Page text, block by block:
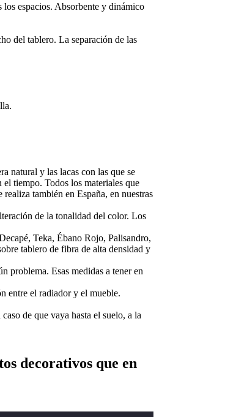
espacios. Absorbente y dinámico
del tablero. La separación de las
natural y las lacas con las que se
tiempo. Todos los materiales que
también en España, en nuestras
de la tonalidad del color. Los
Teka, Ébano Rojo, Palisandro,
tablero de fibra de alta densidad y
problema. Esas medidas a tener en
entre el radiador y el mueble.
de que vaya hasta el suelo, a la
decorativos que en